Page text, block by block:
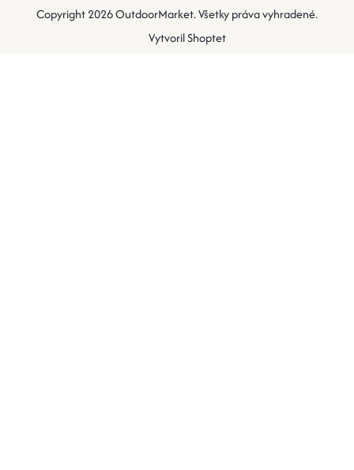
Vytvoril Shoptet
Copyright 2026OutdoorMarket. Všetky práva vyhradené.